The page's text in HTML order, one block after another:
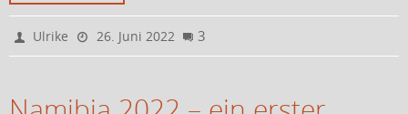
Ulrike 26. Juni 2022 3